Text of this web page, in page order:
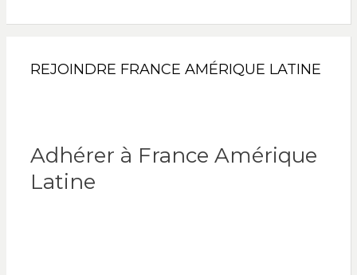
REJOINDRE FRANCE AMÉRIQUE LATINE
Adhérer à France Amérique
Latine